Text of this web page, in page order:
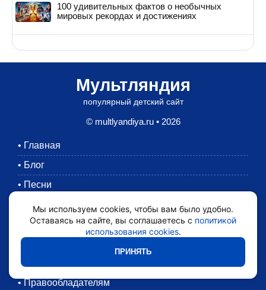
100 удивительных фактов о необычных
мировых рекордах и достижениях
Мультляндия
популярный детский сайт
© multlyandiya.ru • 2026
• Главная
• Блог
• Песни
Раскраски
Картинки
•
•
• Правообладателям
Мы используем cookies, чтобы вам было удобно.
Оставаясь на сайте, вы соглашаетесь с политикой
использования cookies.
ПРИНЯТЬ